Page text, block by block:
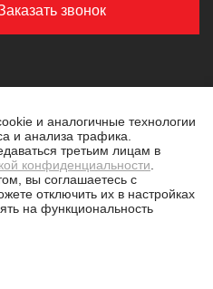
звонок
и аналогичные технологии
и анализа трафика.
третьим лицам в
конфиденциальности
вы соглашаетесь с
отключить их в настройках
на функциональность